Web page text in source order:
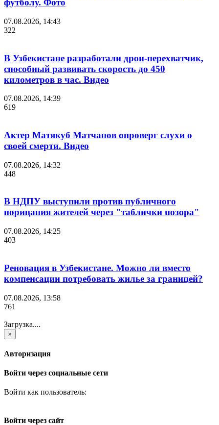
футболу. Фото
07.08.2026, 14:43
322
В Узбекистане разработали дрон-перехватчик,
способный развивать скорость до 450
километров в час. Видео
07.08.2026, 14:39
619
Актер Матякуб Матчанов опроверг слухи о
своей смерти. Видео
07.08.2026, 14:32
448
В НДПУ выступили против публичного
порицания жителей через "таблички позора"
07.08.2026, 14:25
403
Реновация в Узбекистане. Можно ли вместо
компенсации потребовать жилье за границей?
07.08.2026, 13:58
761
Загрузка....
×
Авторизация
Войти через социальные сети
Войти как пользователь:
Войти через сайт